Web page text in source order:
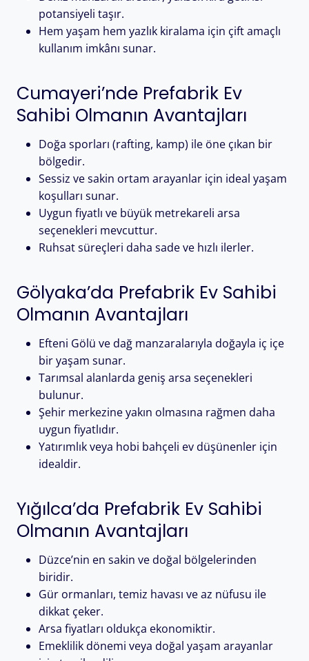
potansiyeli taşır.
Hem yaşam hem yazlık kiralama için çift amaçlı
kullanım imkânı sunar.
Cumayeri’nde Prefabrik Ev
Sahibi Olmanın Avantajları
Doğa sporları (rafting, kamp) ile öne çıkan bir
bölgedir.
Sessiz ve sakin ortam arayanlar için ideal yaşam
koşulları sunar.
Uygun fiyatlı ve büyük metrekareli arsa
seçenekleri mevcuttur.
Ruhsat süreçleri daha sade ve hızlı ilerler.
Gölyaka’da Prefabrik Ev Sahibi
Olmanın Avantajları
Efteni Gölü ve dağ manzaralarıyla doğayla iç içe
bir yaşam sunar.
Tarımsal alanlarda geniş arsa seçenekleri
bulunur.
Şehir merkezine yakın olmasına rağmen daha
uygun fiyatlıdır.
Yatırımlık veya hobi bahçeli ev düşünenler için
idealdir.
Yığılca’da Prefabrik Ev Sahibi
Olmanın Avantajları
Düzce’nin en sakin ve doğal bölgelerinden
biridir.
Gür ormanları, temiz havası ve az nüfusu ile
dikkat çeker.
Arsa fiyatları oldukça ekonomiktir.
Emeklilik dönemi veya doğal yaşam arayanlar